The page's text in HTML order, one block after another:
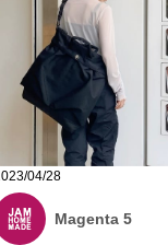
04/28
Magenta 5